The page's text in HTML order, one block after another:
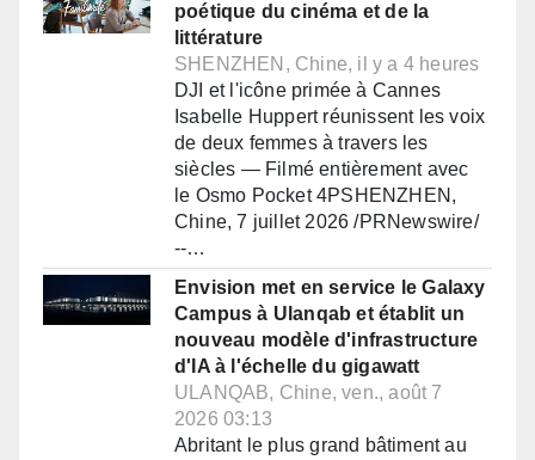
poétique du cinéma et de la
littérature
SHENZHEN, Chine, il y a 4 heures
DJI et l'icône primée à Cannes
Isabelle Huppert réunissent les voix
de deux femmes à travers les
siècles — Filmé entièrement avec
le Osmo Pocket 4PSHENZHEN,
Chine, 7 juillet 2026 /PRNewswire/
--…
Envision met en service le Galaxy
Campus à Ulanqab et établit un
nouveau modèle d'infrastructure
d'IA à l'échelle du gigawatt
ULANQAB, Chine, ven., août 7
2026 03:13
Abritant le plus grand bâtiment au